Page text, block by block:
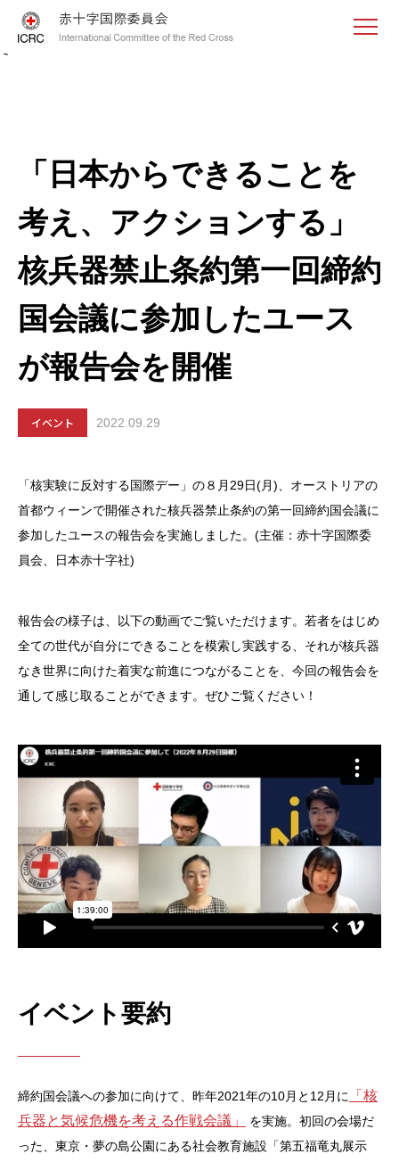
<
「日本からできることを
考え、アクションする」
核兵器禁止条約第一回締約
国会議に参加したユース
が報告会を開催
イベント 2022.09.29
「核実験に反対する国際デー」の８月29日(月)、オーストリアの
首都ウィーンで開催された核兵器禁止条約の第一回締約国会議に
参加したユースの報告会を実施しました。(主催：赤十字国際委
員会、日本赤十字社)
報告会の様子は、以下の動画でご覧いただけます。若者をはじめ
全ての世代が自分にできることを模索し実践する、それが核兵器
なき世界に向けた着実な前進につながることを、今回の報告会を
通して感じ取ることができます。ぜひご覧ください！
イベント要約
締約国会議への参加に向けて、昨年2021年の10月と12月に
「核
兵器と気候危機を考える作戦会議」
を実施。初回の会場だ
った、東京・夢の島公園にある社会教育施設「第五福竜丸展示